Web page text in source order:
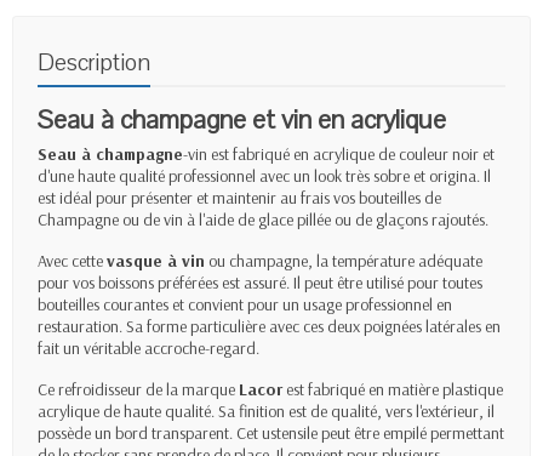
Description
Seau à champagne et vin en acrylique
Seau à champagne-vin est fabriqué en acrylique de couleur noir et
d'une haute qualité professionnel avec un look très sobre et origina. Il
est idéal pour présenter et maintenir au frais vos bouteilles de
Champagne ou de vin à l'aide de glace pillée ou de glaçons rajoutés.
Avec cettevasque à vin ou champagne, la température adéquate
pour vos boissons préférées est assuré. Il peut être utilisé pour toutes
bouteilles courantes et convient pour un usage professionnel en
restauration. Sa forme particulière avec ces deux poignées latérales en
fait un véritable accroche-regard.
Ce refroidisseur de la marque Lacorest fabriqué en matière plastique
acrylique de haute qualité. Sa finition est de qualité, vers l'extérieur, il
possède un bord transparent. Cet ustensile peut être empilé permettant